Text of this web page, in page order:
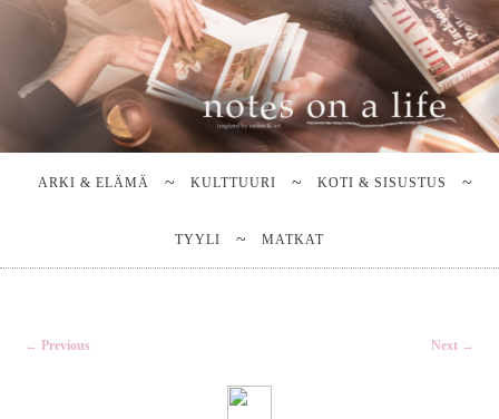
Notes on a life
Stella Harasek & Jarno Jussila
ARKI & ELÄMÄ KULTTUURI KOTI & SISUSTUS
TYYLI MATKAT
Post
← Previous Next →